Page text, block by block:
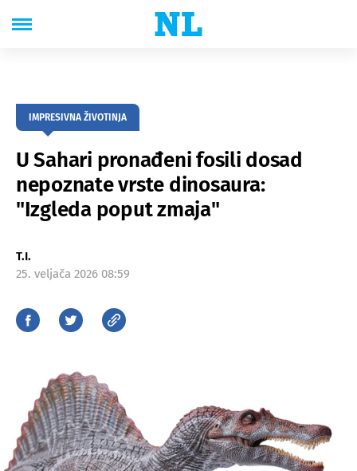
IMPRESIVNA ŽIVOTINJA
U Sahari pronađeni fosili dosad
nepoznate vrste dinosaura:
"Izgleda poput zmaja"
T.I.
25. veljača 2026 08:59